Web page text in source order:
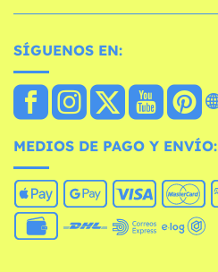
SÍGUENOS EN:
MEDIOS DE PAGO Y ENVÍO: